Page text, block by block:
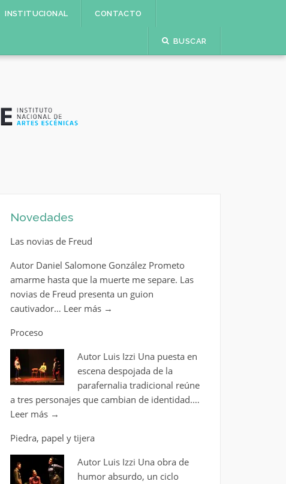
INSTITUCIONAL CONTACTO
BUSCAR
Novedades
Las novias de Freud
Autor Daniel Salomone González Prometo
amarme hasta que la muerte me separe. Las
novias de Freud presenta un guion
cautivador… Leer más →
Proceso
Autor Luis Izzi Una puesta en
escena despojada de la
parafernalia tradicional reúne
a tres personajes que cambian de identidad.…
Leer más →
Piedra, papel y tijera
Autor Luis Izzi Una obra de
humor absurdo, un ciclo